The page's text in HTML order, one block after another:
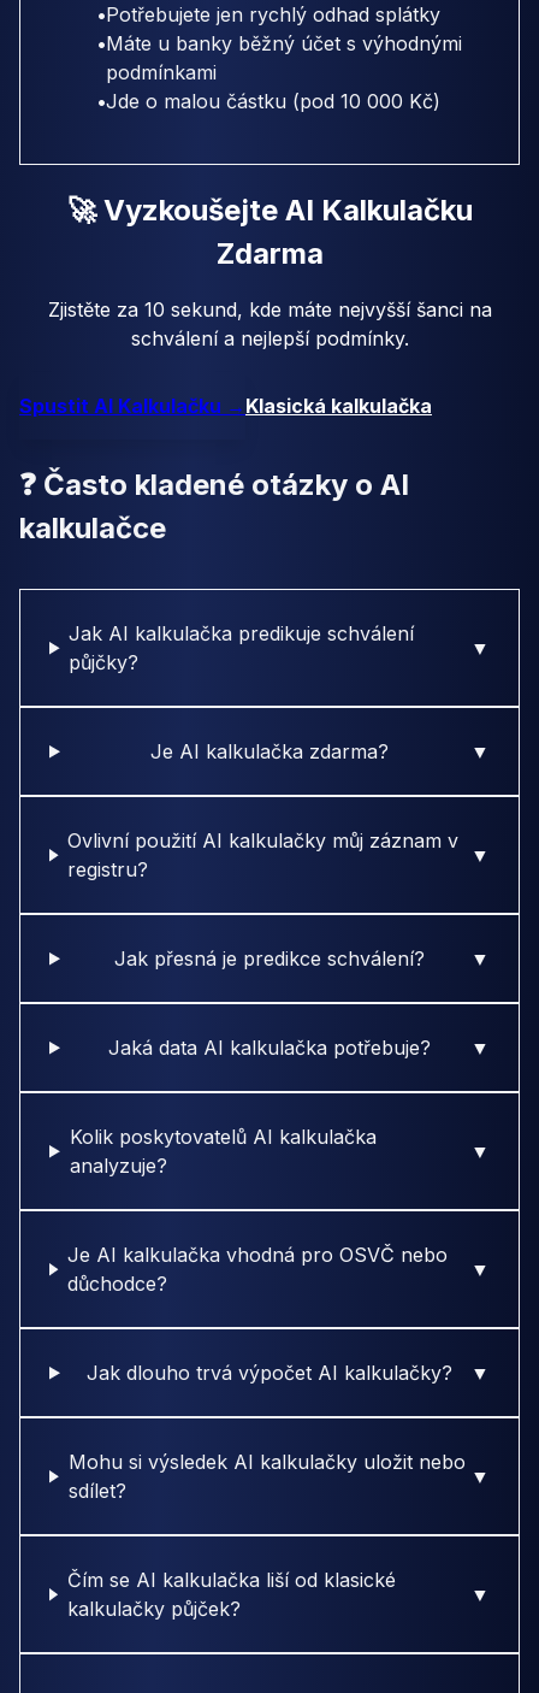
•Potřebujete jen rychlý odhad splátky
•Máte u banky běžný účet s výhodnými
podmínkami
•Jde o malou částku (pod 10 000 Kč)
🚀 Vyzkoušejte AI Kalkulačku
Zdarma
Zjistěte za 10 sekund, kde máte nejvyšší šanci na
schválení a nejlepší podmínky.
Spustit AI Kalkulačku → Klasická kalkulačka
❓ Často kladené otázky o AI
kalkulačce
Jak AI kalkulačka predikuje schválení
půjčky?
▼
Je AI kalkulačka zdarma? ▼
Ovlivní použití AI kalkulačky můj záznam v
registru?
▼
Jak přesná je predikce schválení? ▼
Jaká data AI kalkulačka potřebuje? ▼
Kolik poskytovatelů AI kalkulačka
analyzuje?
▼
Je AI kalkulačka vhodná pro OSVČ nebo
důchodce?
▼
Jak dlouho trvá výpočet AI kalkulačky? ▼
Mohu si výsledek AI kalkulačky uložit nebo
sdílet?
▼
Čím se AI kalkulačka liší od klasické
kalkulačky půjček?
▼